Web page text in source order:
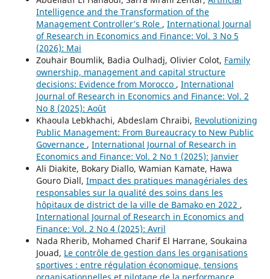
Intelligence and the Transformation of the
Management Controller’s Role , International Journal
of Research in Economics and Finance: Vol. 3 No 5
(2026): Mai
Zouhair Boumlik, Badia Oulhadj, Olivier Colot, Family
ownership, management and capital structure
decisions: Evidence from Morocco , International
Journal of Research in Economics and Finance: Vol. 2
No 8 (2025): Août
Khaoula Lebkhachi, Abdeslam Chraibi, Revolutionizing
Public Management: From Bureaucracy to New Public
Governance , International Journal of Research in
Economics and Finance: Vol. 2 No 1 (2025): Janvier
Ali Diakite, Bokary Diallo, Wamian Kamate, Hawa
Gouro Diall, Impact des pratiques managériales des
responsables sur la qualité des soins dans les
hôpitaux de district de la ville de Bamako en 2022 ,
International Journal of Research in Economics and
Finance: Vol. 2 No 4 (2025): Avril
Nada Rherib, Mohamed Charif El Harrane, Soukaina
Jouad, Le contrôle de gestion dans les organisations
sportives : entre régulation économique, tensions